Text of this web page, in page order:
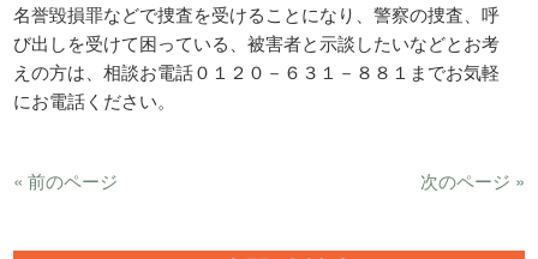
名誉毀損罪などで捜査を受けることになり、警察の捜査、呼
び出しを受けて困っている、被害者と示談したいなどとお考
えの方は、相談お電話０１２０－６３１－８８１までお気軽
にお電話ください。
« 前のページ 次のページ »